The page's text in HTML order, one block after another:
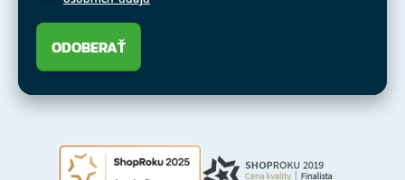
ODOBERAŤ